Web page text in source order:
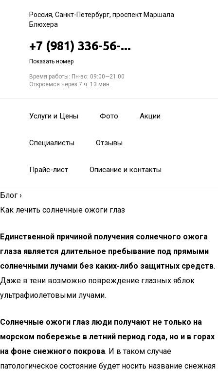
Россия, Санкт-Петербург, проспект Маршала
Блюхера
+7 (981) 336-56-...
Показать номер
Время работы: Пн-вс: 09:00—21:00
Откроемся через 7 ч. 13 мин.
Услуги и Цены Фото Акции
Специалисты Отзывы
Прайс-лист Описание и контакты
Блог ›
Как лечить солнечные ожоги глаз
Единственной причиной получения солнечного ожога
глаза является длительное пребывание под прямыми
солнечными лучами без каких-либо защитных средств.
Даже в тени возможно повреждение глазных яблок
ультрафиолетовыми лучами.
Солнечные ожоги глаз люди получают не только на
морском побережье в летний период года, но и в горах
на фоне снежного покрова. И в таком случае
патологическое состояние будет носить название снежная